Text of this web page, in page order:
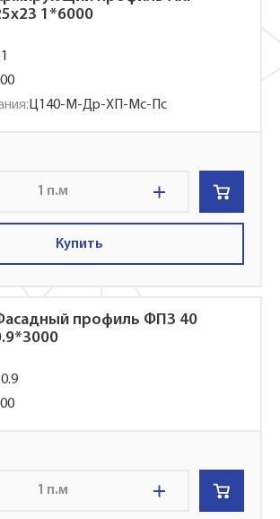
1*6000
1
Ц140-М-Др-ХП-Мс-Пс
п.м
Купить
профиль ФПЗ 40
0.9
п.м